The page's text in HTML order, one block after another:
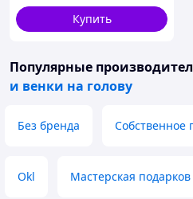
Купить
Популярные
и венки на голову
Без бренда Собственное
Okl Мастерская подарков